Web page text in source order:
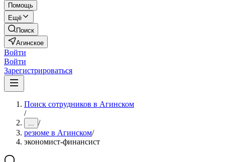
Помощь
Ещё
Поиск
Агинское
Войти
Войти
Зарегистрироваться
Поиск сотрудников в Агинском
/
... /
резюме в Агинском/
экономист-финансист